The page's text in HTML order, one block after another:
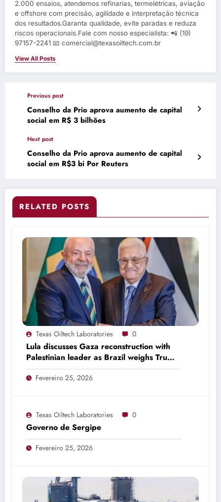
2.000 ensaios, atendemos refinarias, termelétricas, aviação
e offshore com precisão, agilidade e interpretação técnica
dos resultados.Garanta qualidade, evite paradas e reduza
riscos operacionais.Fale com nosso especialista: 📲 (19)
97157-2241 📧 comercial@texasoiltech.com.br
View All Posts
Previous post
Conselho da Prio aprova aumento de capital
social em R$ 3 bilhões
Next post
Conselho da Prio aprova aumento de capital
social em R$3 bi Por Reuters
RELATED POSTS
Texas Oiltech Laboratories 0
Lula discusses Gaza reconstruction with
Palestinian leader as Brazil weighs Trump
invitation
Fevereiro 25, 2026
Texas Oiltech Laboratories 0
Governo de Sergipe
Fevereiro 25, 2026